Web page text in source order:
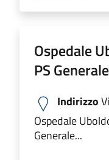
Ospedale
PS Generale
Indirizzo
Ospedale
Generale...